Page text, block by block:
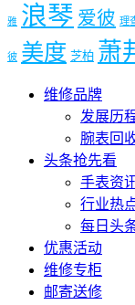
雅 浪琴 爱彼 理
彼 美度 芝柏 萧
维修品牌
发展历
腕表回
头条抢先看
手表资
行业热
每日头
优惠活动
维修专柜
邮寄送修